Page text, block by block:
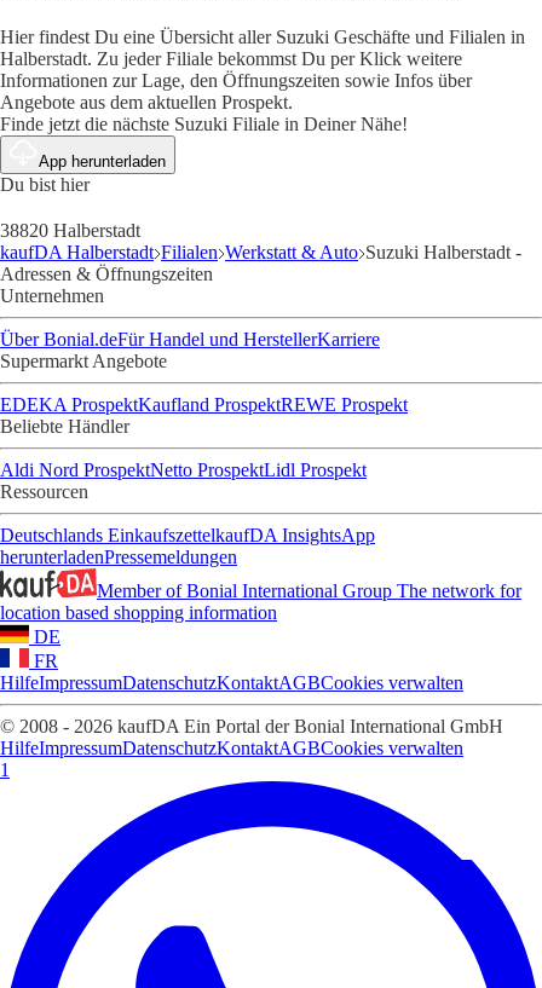
Hier findest Du eine Übersicht aller Suzuki Geschäfte und Filialen in
Halberstadt. Zu jeder Filiale bekommst Du per Klick weitere
Informationen zur Lage, den Öffnungszeiten sowie Infos über
Angebote aus dem aktuellen Prospekt.
Finde jetzt die nächste Suzuki Filiale in Deiner Nähe!
App herunterladen
Du bist hier
38820 Halberstadt
kaufDA Halberstadt Filialen Werkstatt & Auto Suzuki Halberstadt -
Adressen & Öffnungszeiten
Unternehmen
Über Bonial.deFür Handel und HerstellerKarriere
Supermarkt Angebote
EDEKA ProspektKaufland ProspektREWE Prospekt
Beliebte Händler
Aldi Nord ProspektNetto ProspektLidl Prospekt
Ressourcen
Deutschlands EinkaufszettelkaufDA InsightsApp
herunterladenPressemeldungen
Member of Bonial International Group The network for
location based shopping information
DE
FR
HilfeImpressumDatenschutzKontaktAGBCookies verwalten
© 2008 - 2026 kaufDA Ein Portal der Bonial International GmbH
HilfeImpressumDatenschutzKontaktAGBCookies verwalten
1